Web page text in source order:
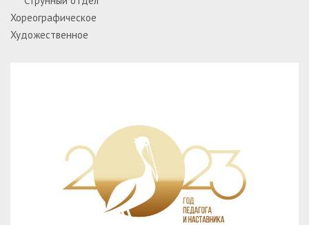
Хореографическое
Художественное